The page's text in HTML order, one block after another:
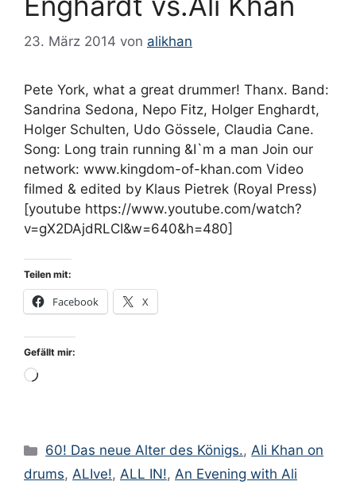
23. März 2014 von alikhan
Pete York, what a great drummer! Thanx. Band:
Sandrina Sedona, Nepo Fitz, Holger Enghardt,
Holger Schulten, Udo Gössele, Claudia Cane.
Song: Long train running &I`m a man Join our
network: www.kingdom-of-khan.com Video
filmed & edited by Klaus Pietrek (Royal Press)
[youtube https://www.youtube.com/watch?
v=gX2DAjdRLCI&w=640&h=480]
Teilen mit:
Facebook X
Gefällt mir:
Wird
Kategorien
60! Das neue Alter des Königs.,Ali Khan on
drums, ALIve!, ALL IN!, An Evening with Ali